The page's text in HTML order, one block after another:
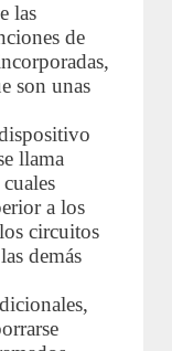
las
de
son unas
llama
a los
circuitos
demás